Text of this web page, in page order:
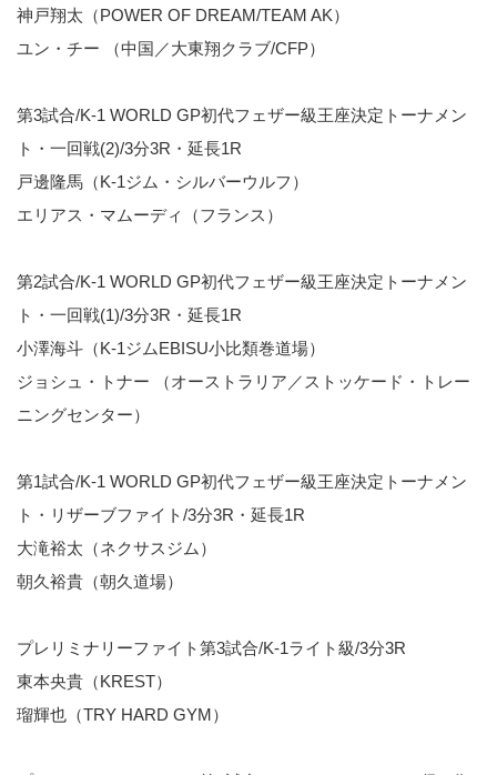
神戸翔太（POWER OF DREAM/TEAM AK）
ユン・チー （中国／大東翔クラブ/CFP）
第3試合/K-1 WORLD GP初代フェザー級王座決定トーナメン
ト・一回戦(2)/3分3R・延長1R
戸邊隆馬（K-1ジム・シルバーウルフ）
エリアス・マムーディ（フランス）
第2試合/K-1 WORLD GP初代フェザー級王座決定トーナメン
ト・一回戦(1)/3分3R・延長1R
小澤海斗（K-1ジムEBISU小比類巻道場）
ジョシュ・トナー （オーストラリア／ストッケード・トレー
ニングセンター）
第1試合/K-1 WORLD GP初代フェザー級王座決定トーナメン
ト・リザーブファイト/3分3R・延長1R
大滝裕太（ネクサスジム）
朝久裕貴（朝久道場）
プレリミナリーファイト第3試合/K-1ライト級/3分3R
東本央貴（KREST）
瑠輝也（TRY HARD GYM）